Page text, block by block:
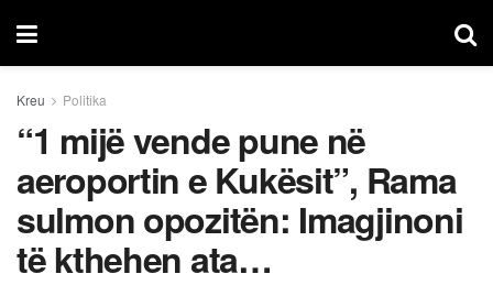
Kreu Politika
“1 mijë vende pune në
aeroportin e Kukësit”, Rama
sulmon opozitën: Imagjinoni
të kthehen ata…